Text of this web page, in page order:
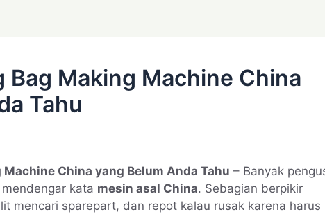
Bag Making Machine China
Tahu
China yang Belum Anda Tahu – Banyak
kata mesin asal China. Sebagian berpikir
mencari sparepart, dan repot kalau rusak karena harus